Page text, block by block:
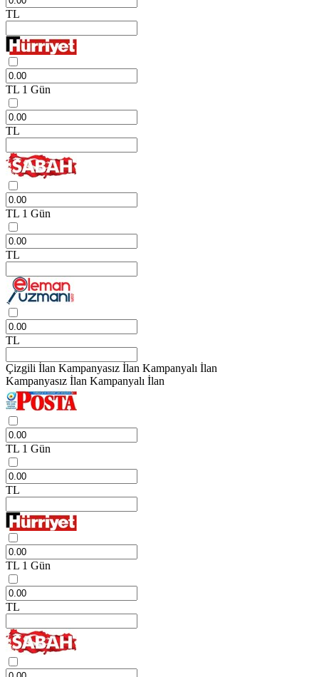
TL
TL 1 Gün
TL
TL 1 Gün
TL
TL
Çizgili İlan Kampanyasız İlan Kampanyalı İlan
Kampanyasız İlan Kampanyalı İlan
TL 1 Gün
TL
TL 1 Gün
TL